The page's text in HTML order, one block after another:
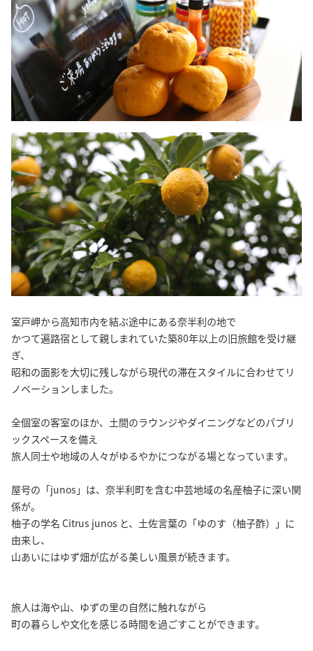
室戸岬から高知市内を結ぶ途中にある奈半利の地で
かつて遍路宿として親しまれていた築80年以上の旧旅館を受け継
ぎ、
昭和の面影を大切に残しながら現代の滞在スタイルに合わせてリ
ノベーションしました。
全個室の客室のほか、土間のラウンジやダイニングなどのパブリ
ックスペースを備え
旅人同士や地域の人々がゆるやかにつながる場となっています。
屋号の「junos」は、奈半利町を含む中芸地域の名産柚子に深い関
係が。
柚子の学名 Citrus junos と、土佐言葉の「ゆのす（柚子酢）」に
由来し、
山あいにはゆず畑が広がる美しい風景が続きます。
旅人は海や山、ゆずの里の自然に触れながら
町の暮らしや文化を感じる時間を過ごすことができます。